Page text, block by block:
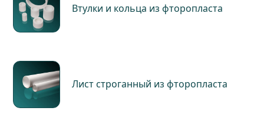
Втулки и кольца из фторопласта
Лист строганный из фторопласта